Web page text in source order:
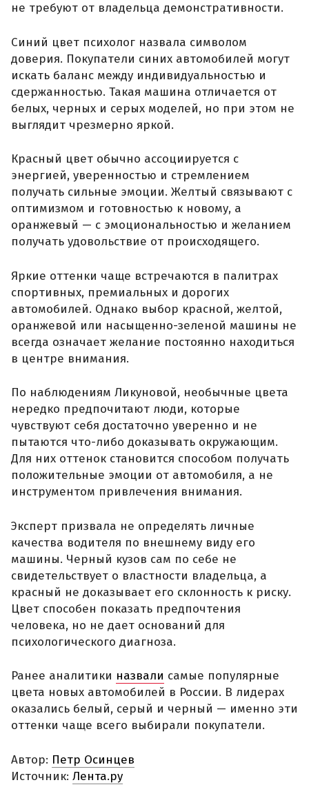
не требуют от владельца демонстративности.
Синий цвет психолог назвала символом
доверия. Покупатели синих автомобилей могут
искать баланс между индивидуальностью и
сдержанностью. Такая машина отличается от
белых, черных и серых моделей, но при этом не
выглядит чрезмерно яркой.
Красный цвет обычно ассоциируется с
энергией, уверенностью и стремлением
получать сильные эмоции. Желтый связывают с
оптимизмом и готовностью к новому, а
оранжевый — с эмоциональностью и желанием
получать удовольствие от происходящего.
Яркие оттенки чаще встречаются в палитрах
спортивных, премиальных и дорогих
автомобилей. Однако выбор красной, желтой,
оранжевой или насыщенно-зеленой машины не
всегда означает желание постоянно находиться
в центре внимания.
По наблюдениям Ликуновой, необычные цвета
нередко предпочитают люди, которые
чувствуют себя достаточно уверенно и не
пытаются что-либо доказывать окружающим.
Для них оттенок становится способом получать
положительные эмоции от автомобиля, а не
инструментом привлечения внимания.
Эксперт призвала не определять личные
качества водителя по внешнему виду его
машины. Черный кузов сам по себе не
свидетельствует о властности владельца, а
красный не доказывает его склонность к риску.
Цвет способен показать предпочтения
человека, но не дает оснований для
психологического диагноза.
Ранее аналитики назвали самые популярные
цвета новых автомобилей в России. В лидерах
оказались белый, серый и черный — именно эти
оттенки чаще всего выбирали покупатели.
Автор: Петр Осинцев
Источник: Лента.ру